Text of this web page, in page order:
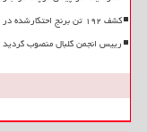
کشف ۱۹۲ تن برنج احتکارشده در بندرعباس
رییس انجمن گلبال منصوب گردید